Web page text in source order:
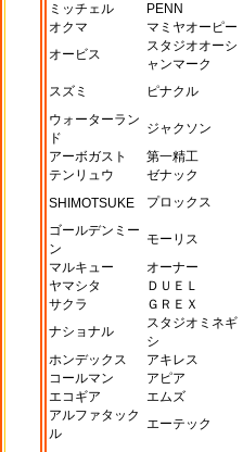
ミッチェル
PENN
オクマ
マミヤオーピー
オービス
スタジオオーシ
ャンマーク
スズミ ピナクル
ウォーターラン
ド
ジャクソン
アーボガスト
第一精工
テンリュウ
ゼナック
SHIMOTSUKE
プロックス
ゴールデンミー
ン
モーリス
マルキュー
オーナー
ヤマシタ
ＤＵＥＬ
サクラ
ＧＲＥＸ
ナショナル
スタジオミネギ
シ
ホンデックス
アキレス
コールマン
アピア
エコギア
エムズ
アルファタック
ル
エーテック